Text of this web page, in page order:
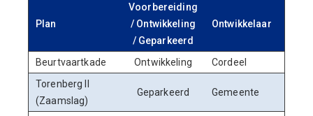
Plan
Voorbereiding
/ Ontwikkeling
/ Geparkeerd
Ontwikkelaar
Beurtvaartkade Ontwikkeling Cordeel
Torenberg II
(Zaamslag)
Geparkeerd Gemeente